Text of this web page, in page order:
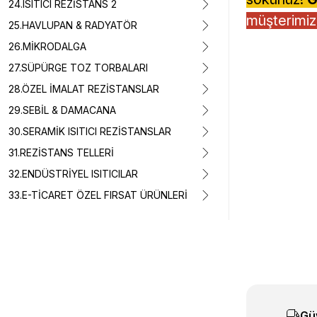
24.ISITICI REZİSTANS 2
25.HAVLUPAN & RADYATÖR
26.MİKRODALGA
27.SÜPÜRGE TOZ TORBALARI
28.ÖZEL İMALAT REZİSTANSLAR
29.SEBİL & DAMACANA
30.SERAMİK ISITICI REZİSTANSLAR
31.REZİSTANS TELLERİ
32.ENDÜSTRİYEL ISITICILAR
33.E-TİCARET ÖZEL FIRSAT ÜRÜNLERİ
Ürün fiyatı